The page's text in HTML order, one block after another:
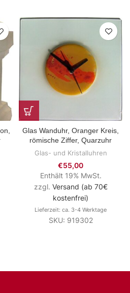
Glas Wanduhr, Oranger Kreis,
römische Ziffer, Quarzuhr
Glas- und Kristalluhren
€55,00
Enthält 19% MwSt.
zzgl. Versand (ab 70€
kostenfrei)
Lieferzeit: ca. 3-4 Werktage
SKU: 919302